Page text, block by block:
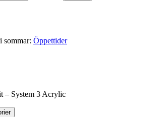
sommar: Öppettider
– System 3 Acrylic